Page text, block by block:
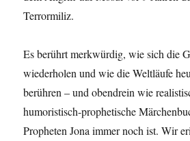
Terrormiliz.
Es berührt merkwürdig, wie sich die
wiederholen und wie die Weltläufe
berühren – und obendrein wie
humoristisch-prophetische
Propheten Jona immer noch ist. Wir